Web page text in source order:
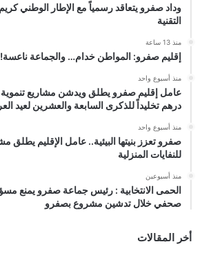
وداد صفرو يتعاقد رسمياً مع الإطار الوطني
التقنية
منذ 13 ساعة
إقليم صفرو: المواطن خدام… والجماعة ناعسة!
منذ أسبوع واحد
درهم تخليداً للذكرى السابعة والعشرين لعيد
منذ أسبوع واحد
صفرو تعزز بنيتها البيئية.. عامل الإقليم
للنفايات المنزلية
منذ أسبوعين
الحمى الانتخابية : رئيس جماعة صفرو يمنع
صحفي خلال تدشين مشروع بصفرو
أخر المقالات